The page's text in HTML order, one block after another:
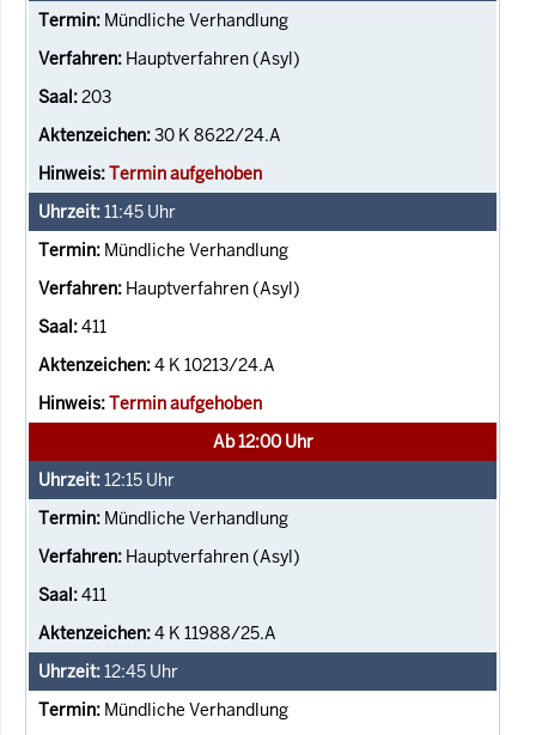
Mündliche Verhandlung
Hauptverfahren (Asyl)
203
30 K 8622/24.A
Termin aufgehoben
11:45 Uhr
Mündliche Verhandlung
Hauptverfahren (Asyl)
411
4 K 10213/24.A
Termin aufgehoben
Ab 12:00 Uhr
12:15 Uhr
Mündliche Verhandlung
Hauptverfahren (Asyl)
411
4 K 11988/25.A
12:45 Uhr
Mündliche Verhandlung